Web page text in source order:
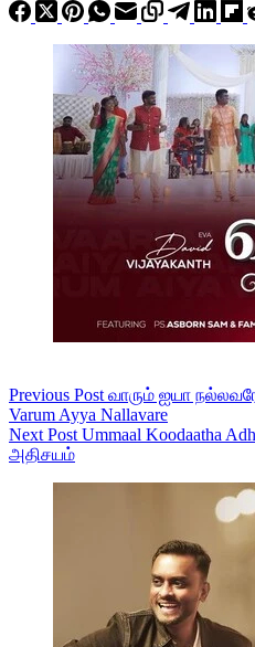
Previous Post வாரும் ஐயா
Varum Ayya Nallavare
Next Post Ummaal Koodaatha
அதிசயம்